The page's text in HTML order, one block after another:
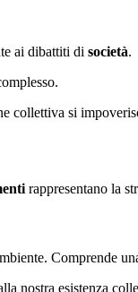
ai dibattiti di società.
collettiva si
rappresentano la
Comprende
nostra esistenza